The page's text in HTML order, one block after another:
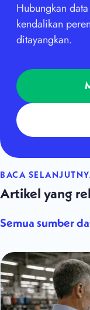
Hubungkan
kendalikan
ditayangkan.
BACA
Artikel yang
Semua sumber